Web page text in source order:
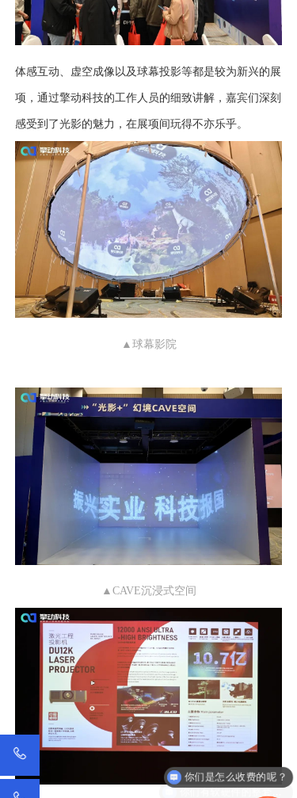
体感互动、虚空成像以及球幕投影等都是较为新兴的展
项，通过擎动科技的工作人员的细致讲解，嘉宾们深刻
感受到了光影的魅力，在展项间玩得不亦乐乎。
▲球幕影院
▲CAVE沉浸式空间
你们有软硬件的整套设备吗？